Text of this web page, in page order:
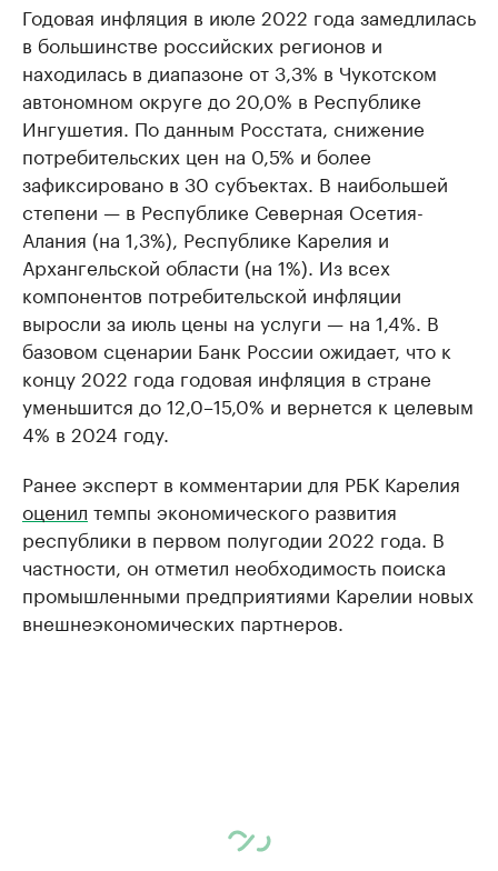
Годовая инфляция в июле 2022 года замедлилась
в большинстве российских регионов и
находилась в диапазоне от 3,3% в Чукотском
автономном округе до 20,0% в Республике
Ингушетия. По данным Росстата, снижение
потребительских цен на 0,5% и более
зафиксировано в 30 субъектах. В наибольшей
степени — в Республике Северная Осетия-
Алания (на 1,3%), Республике Карелия и
Архангельской области (на 1%). Из всех
компонентов потребительской инфляции
выросли за июль цены на услуги — на 1,4%. В
базовом сценарии Банк России ожидает, что к
концу 2022 года годовая инфляция в стране
уменьшится до 12,0–15,0% и вернется к целевым
4% в 2024 году.
Ранее эксперт в комментарии для РБК Карелия
оценил темпы экономического развития
республики в первом полугодии 2022 года. В
частности, он отметил необходимость поиска
промышленными предприятиями Карелии новых
внешнеэкономических партнеров.